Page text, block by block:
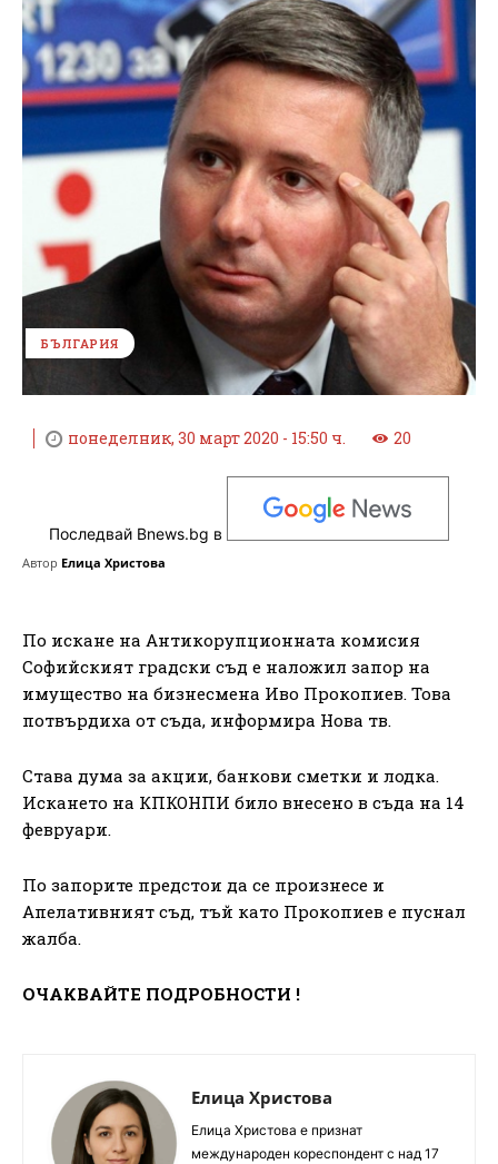
БЪЛГАРИЯ
понеделник, 30 март 2020 - 15:50 ч. 20
Последвай Bnews.bg в
Автор Елица Христова
По искане на Антикорупционната комисия
Софийският градски съд е наложил запор на
имущество на бизнесмена Иво Прокопиев. Това
потвърдиха от съда, информира Нова тв.
Става дума за акции, банкови сметки и лодка.
Искането на КПКОНПИ било внесено в съда на 14
февруари.
По запорите предстои да се произнесе и
Апелативният съд, тъй като Прокопиев е пуснал
жалба.
ОЧАКВАЙТЕ ПОДРОБНОСТИ !
Елица Христова
Елица Христова е признат
международен кореспондент с над 17